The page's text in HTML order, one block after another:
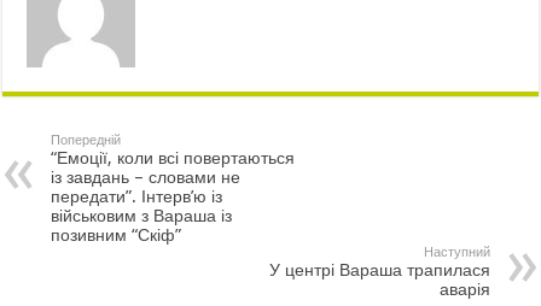
Попередній
“Емоції, коли всі повертаються
із завдань – словами не
передати”. Інтерв’ю із
військовим з Вараша із
позивним “Скіф”
Наступний
У центрі Вараша трапилася
аварія